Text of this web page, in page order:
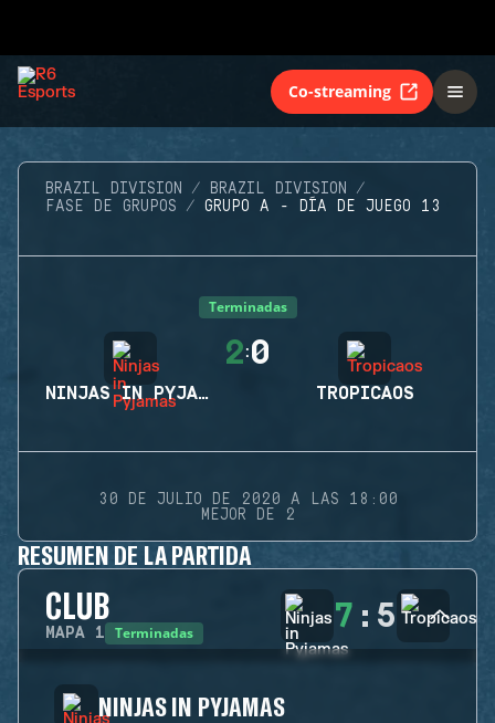
Co-streaming
BRAZIL DIVISION
BRAZIL DIVISION
FASE DE GRUPOS
GRUPO A - DÍA DE JUEGO 13
Terminadas
NINJAS IN PYJAMAS
2:0
TROPICAOS
30 DE JULIO DE 2020 A LAS 18:00
MEJOR DE 2
RESUMEN DE LA PARTIDA
CLUB
MAPA 1 Terminadas 7 : 5
NINJAS IN PYJAMAS